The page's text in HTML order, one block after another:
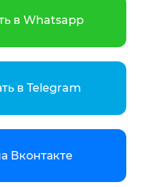
в Whatsapp
в Telegram
Вконтакте